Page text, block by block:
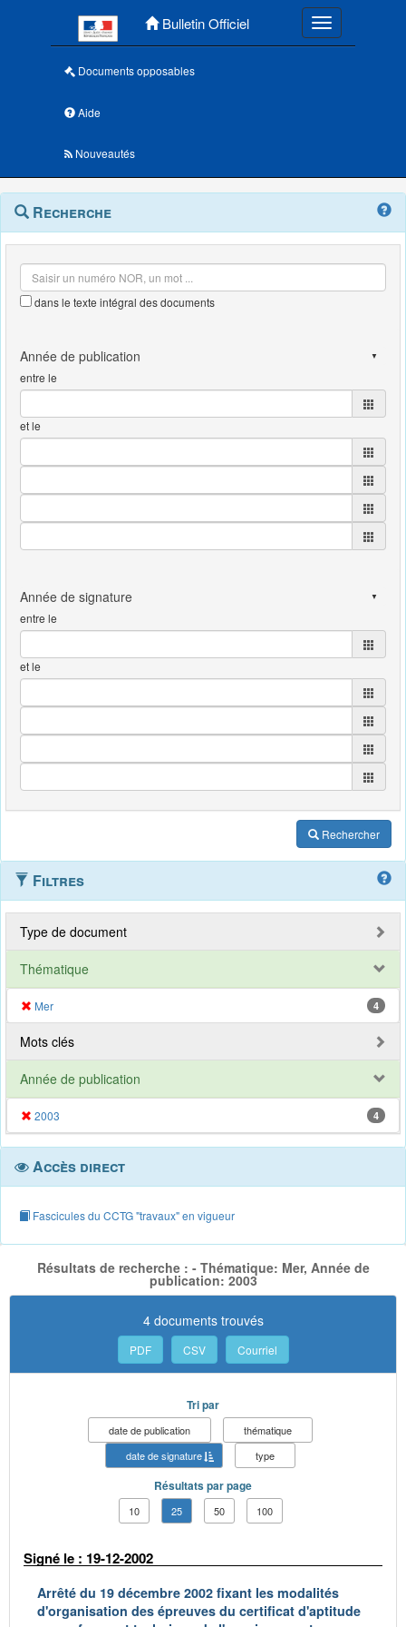
Bulletin Officiel Toggle
Documents opposables
Aide
Nouveautés
Navigation
outils
Menu
contextuel
Recherche
dans le texte intégral des documents
entre le
et le
entre le
et le
Rechercher
Filtres
Type de document
Thématique
Mer 4
Mots clés
Année de publication
2003 4
Accès direct
Fascicules du CCTG "travaux" en vigueur
Résultats de recherche : - Thématique: Mer, Année de
publication: 2003
4 documents trouvés
PDF CSV Courriel
Tri par
date de publication
thématique
date de signature
type
Résultats par page
10 25 50 100
Signé le : 19-12-2002
Arrêté du 19 décembre 2002 fixant les modalités
d'organisation des épreuves du certificat d'aptitude